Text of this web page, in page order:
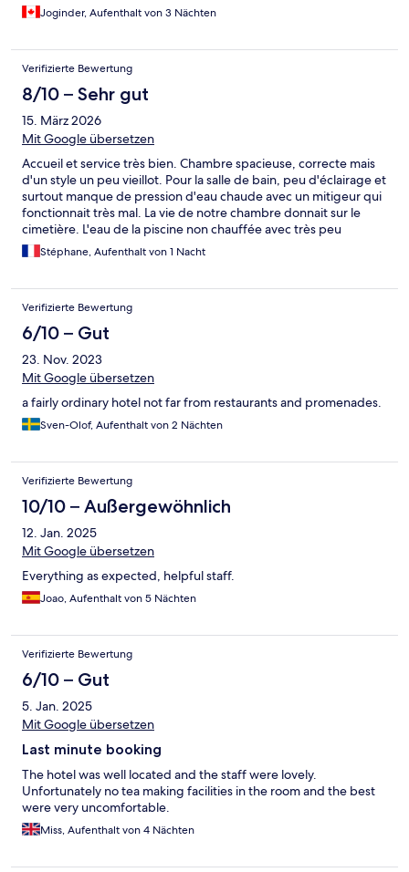
Joginder, Aufenthalt von 3 Nächten
Verifizierte Bewertung
8/10 – Sehr gut
15. März 2026
Mit Google übersetzen
Accueil et service très bien. Chambre spacieuse, correcte mais
d'un style un peu vieillot. Pour la salle de bain, peu d'éclairage et
surtout manque de pression d'eau chaude avec un mitigeur qui
fonctionnait très mal. La vie de notre chambre donnait sur le
cimetière. L'eau de la piscine non chauffée avec très peu
d'ensoleillement.
Stéphane, Aufenthalt von 1 Nacht
Verifizierte Bewertung
6/10 – Gut
23. Nov. 2023
Mit Google übersetzen
a fairly ordinary hotel not far from restaurants and promenades.
Sven-Olof, Aufenthalt von 2 Nächten
Verifizierte Bewertung
10/10 – Außergewöhnlich
12. Jan. 2025
Mit Google übersetzen
Everything as expected, helpful staff.
Joao, Aufenthalt von 5 Nächten
Verifizierte Bewertung
6/10 – Gut
5. Jan. 2025
Mit Google übersetzen
Last minute booking
The hotel was well located and the staff were lovely.
Unfortunately no tea making facilities in the room and the best
were very uncomfortable.
Miss, Aufenthalt von 4 Nächten